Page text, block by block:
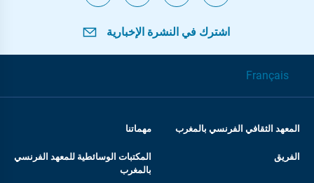
اشترك في النشرة الإخبارية
Français
المعهد الثقافي الفرنسي بالمغرب مهماتنا
الفريق
المكتبات الوسائطية للمعهد الفرنسي
بالمغرب